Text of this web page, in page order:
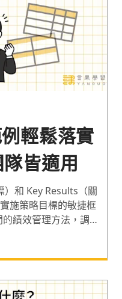
輕鬆落實
皆適用
和 Key Results（關
施策略目標的敏捷框
績效管理方法，調查
OKR 對其組織產生
來具體成效，正確的
以下分享 OKR 目標
用的 OKR 範例，一
有效地落實目標吧！